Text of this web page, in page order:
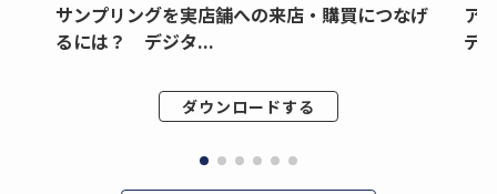
サンプリングを実店舗への来店・購買につなげ
るには？ デジタ...
ダウンロードする
ア
デ